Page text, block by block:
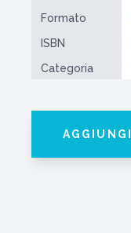
Formato
ISBN
Categoria